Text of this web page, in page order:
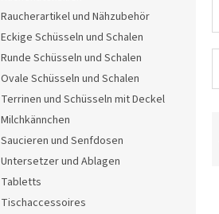
Raucherartikel und Nähzubehör
Eckige Schüsseln und Schalen
Runde Schüsseln und Schalen
Ovale Schüsseln und Schalen
Terrinen und Schüsseln mit Deckel
Milchkännchen
Saucieren und Senfdosen
Untersetzer und Ablagen
Tabletts
Tischaccessoires